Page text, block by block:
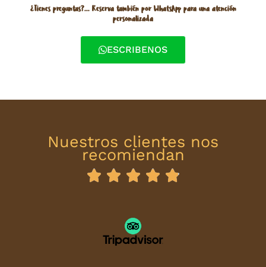
¿Tienes preguntas?... Reserva también por WhatsApp para una atención
personalizada
ESCRIBENOS
Nuestros clientes nos
recomiendan
    